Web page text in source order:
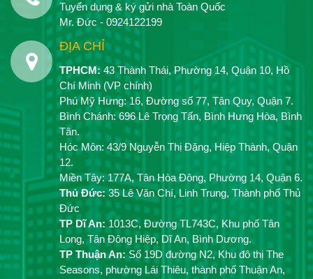
Tuyển dụng & ký gửi nhà Toàn Quốc
Mr. Đức - 0924122199
ĐỊA CHỈ
TPHCM: 43 Thành Thái, Phường 14, Quận 10, Hồ
Chí Minh (VP chính)
Phú Mỹ Hưng: 16, Đường số 77, Tân Quy, Quận 7.
Bình Chánh: 696 Lê Trọng Tấn, Bình Hưng Hòa, Bình
Tân.
Hóc Môn: 43/9 Nguyễn Thị Đặng, Hiệp Thành, Quận
12.
Miền Tây: 177A, Tân Hòa Đông, Phường 14, Quận 6.
Thủ Đức:35 Lê Văn Chí, Linh Trung, Thành phố Thủ
Đức
TP Dĩ An: 1013C, Đường TL743C, Khu phố Tân
Long, Tân Đông Hiệp, Dĩ An, Bình Dương.
TP Thuận An:Số 19D đường N2, Khu đô thị The
Seasons, phường Lái Thiêu, thành phố Thuận An,